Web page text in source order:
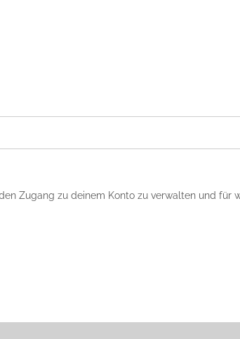
Zugang zu deinem Konto zu verwalten und für